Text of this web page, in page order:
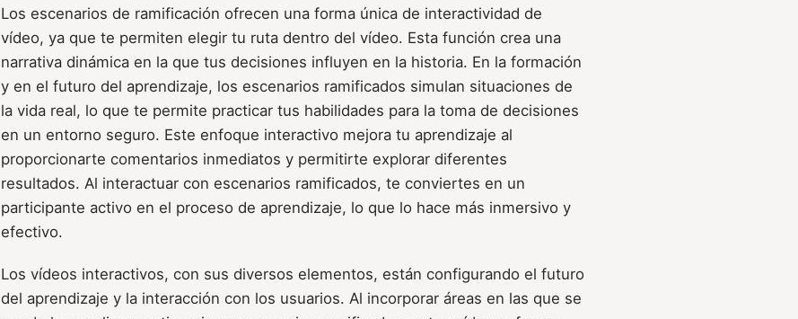
Los escenarios de ramificación ofrecen una forma única de interactividad de
vídeo, ya que te permiten elegir tu ruta dentro del vídeo. Esta función crea una
narrativa dinámica en la que tus decisiones influyen en la historia. En la formación
y en el futuro del aprendizaje, los escenarios ramificados simulan situaciones de
la vida real, lo que te permite practicar tus habilidades para la toma de decisiones
en un entorno seguro. Este enfoque interactivo mejora tu aprendizaje al
proporcionarte comentarios inmediatos y permitirte explorar diferentes
resultados. Al interactuar con escenarios ramificados, te conviertes en un
participante activo en el proceso de aprendizaje, lo que lo hace más inmersivo y
efectivo.
Los vídeos interactivos, con sus diversos elementos, están configurando el futuro
del aprendizaje y la interacción con los usuarios. Al incorporar áreas en las que se